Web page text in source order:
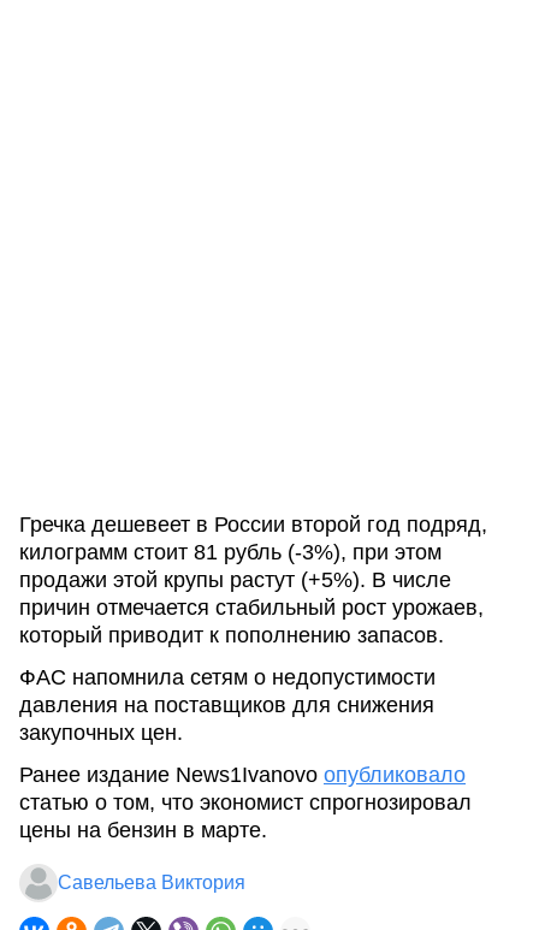
Гречка дешевеет в России второй год подряд,
килограмм стоит 81 рубль (-3%), при этом
продажи этой крупы растут (+5%). В числе
причин отмечается стабильный рост урожаев,
который приводит к пополнению запасов.
ФАС напомнила сетям о недопустимости
давления на поставщиков для снижения
закупочных цен.
Ранее издание News1Ivanovo опубликовало
статью о том, что экономист спрогнозировал
цены на бензин в марте.
Савельева Виктория